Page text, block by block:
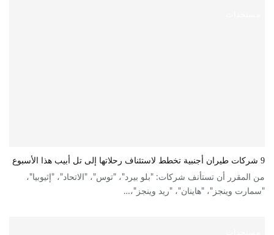
9 شركات طيران أجنبية تخطط لاستئناف رحلاتها إلى تل أبيب هذا الأسبوع
من المقرر أن تستأنف شركات: "بلو بيرد"، "توس"، "الاتحاد"، "إثيوبيا"،
"سمارت وينجز"، "هاينان"، "ريد وينجز"،…